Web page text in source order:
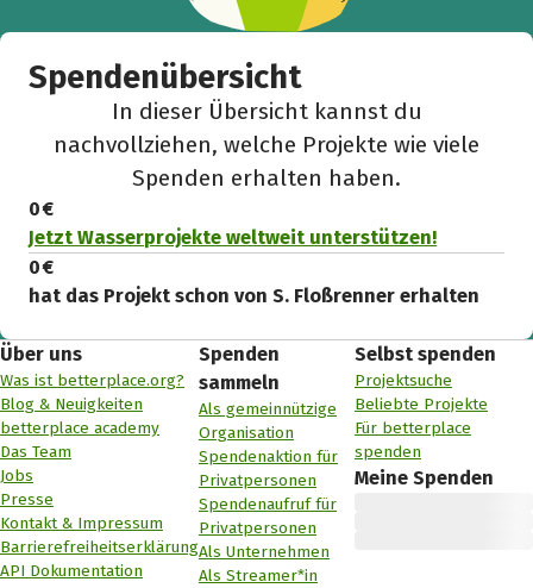
Spendenübersicht
In dieser Übersicht kannst du
nachvollziehen, welche Projekte wie viele
Spenden erhalten haben.
0 €
Jetzt Wasserprojekte weltweit unterstützen!
0 €
hat das Projekt schon von S. Floßrenner erhalten
Über uns
Was ist betterplace.org?
Blog & Neuigkeiten
betterplace academy
Das Team
Jobs
Presse
Kontakt & Impressum
Barrierefreiheitserklärung
API Dokumentation
Spenden
sammeln
Als gemeinnützige
Organisation
Spendenaktion für
Privatpersonen
Spendenaufruf für
Privatpersonen
Als Unternehmen
Als Streamer*in
Selbst spenden
Projektsuche
Beliebte Projekte
Für betterplace
spenden
Meine Spenden